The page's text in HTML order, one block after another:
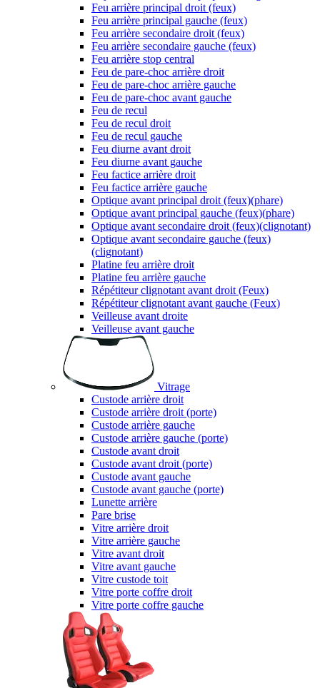
Feu arrière principal droit (feux)
Feu arrière principal gauche (feux)
Feu arrière secondaire droit (feux)
Feu arrière secondaire gauche (feux)
Feu arrière stop central
Feu de pare-choc arrière droit
Feu de pare-choc arrière gauche
Feu de pare-choc avant gauche
Feu de recul
Feu de recul droit
Feu de recul gauche
Feu diurne avant droit
Feu diurne avant gauche
Feu factice arrière droit
Feu factice arrière gauche
Optique avant principal droit (feux)(phare)
Optique avant principal gauche (feux)(phare)
Optique avant secondaire droit (feux)(clignotant)
Optique avant secondaire gauche (feux)
(clignotant)
Platine feu arrière droit
Platine feu arrière gauche
Répétiteur clignotant avant droit (Feux)
Répétiteur clignotant avant gauche (Feux)
Veilleuse avant droite
Veilleuse avant gauche
Vitrage
Custode arrière droit
Custode arrière droit (porte)
Custode arrière gauche
Custode arrière gauche (porte)
Custode avant droit
Custode avant droit (porte)
Custode avant gauche
Custode avant gauche (porte)
Lunette arrière
Pare brise
Vitre arrière droit
Vitre arrière gauche
Vitre avant droit
Vitre avant gauche
Vitre custode toit
Vitre porte coffre droit
Vitre porte coffre gauche